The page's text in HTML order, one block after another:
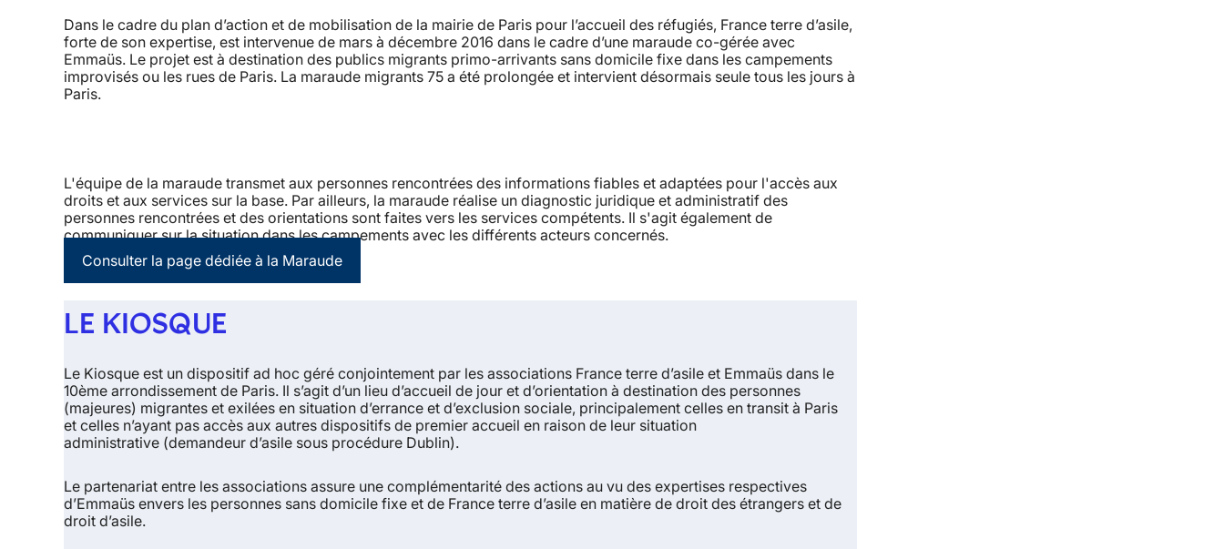
Dans le cadre du plan d’action et de mobilisation de la mairie de Paris pour l’accueil des réfugiés, France terre d’asile,
forte de son expertise, est intervenue de mars à décembre 2016 dans le cadre d’une maraude co-gérée avec
Emmaüs. Le projet est à destination des publics migrants primo-arrivants sans domicile fixe dans les campements
improvisés ou les rues de Paris. La maraude migrants 75 a été prolongée et intervient désormais seule tous les jours à
Paris.
L'équipe de la maraude transmet aux personnes rencontrées des informations fiables et adaptées pour l'accès aux
droits et aux services sur la base. Par ailleurs, la maraude réalise un diagnostic juridique et administratif des
personnes rencontrées et des orientations sont faites vers les services compétents. Il s'agit également de
communiquer sur la situation dans les campements avec les différents acteurs concernés.
Consulter la page dédiée à la Maraude
LE KIOSQUE
Le Kiosque est un dispositif ad hoc géré conjointement par les associations France terre d’asile et Emmaüs dans le
10ème arrondissement de Paris. Il s’agit d’un lieu d’accueil de jour et d’orientation à destination des personnes
(majeures) migrantes et exilées en situation d’errance et d’exclusion sociale, principalement celles en transit à Paris
et celles n’ayant pas accès aux autres dispositifs de premier accueil en raison de leur situation
administrative(demandeur d’asile sous procédure Dublin).
Le partenariat entre les associations assure une complémentarité des actions au vu des expertises respectives
d’Emmaüs envers les personnes sans domicile fixe et de France terre d’asile en matière de droit des étrangers et de
droit d’asile.